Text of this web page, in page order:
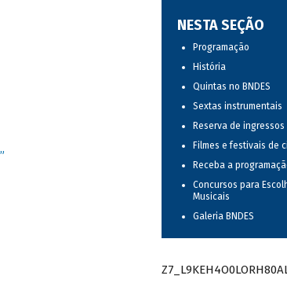
NESTA SEÇÃO
Programação
História
Quintas no BNDES
Sextas instrumentais
Reserva de ingressos
Filmes e festivais de
Receba a
Concursos para
Musicais
Galeria BNDES